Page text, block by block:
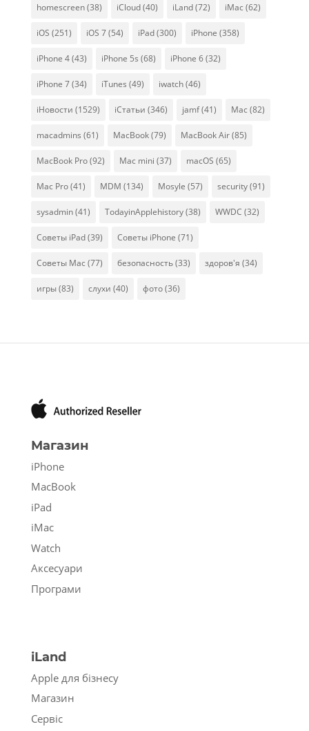
homescreen(38) iCloud(40) iLand(72) iMac (62)
iOS (251) iOS 7(54) iPad(300) iPhone (358)
iPhone 4(43) iPhone 5s (68) iPhone 6(32)
iPhone 7(34) iTunes (49) iwatch(46)
iНовости (1529) iСтатьи (346) jamf(41) Mac (82)
macadmins (61) MacBook(79) MacBook Air(85)
MacBook Pro(92) Mac mini (37) macOS (65)
Mac Pro(41) MDM (134) Mosyle (57) security(91)
sysadmin(41) TodayinApplehistory(38) WWDC (32)
Советы iPad(39) Советы iPhone (71)
Советы Mac (77) безопасность(33) здоров'я (34)
игры(83) слухи (40) фото(36)
Магазин
iPhone
MacBook
iPad
iMac
Watch
Аксесуари
Програми
iLand
Apple для бізнесу
Магазин
Сервіс